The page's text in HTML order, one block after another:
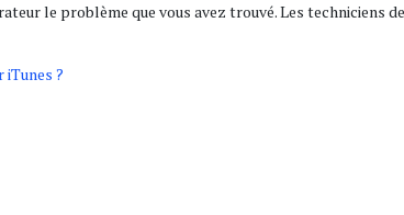
le problème que vous avez trouvé. Les
?